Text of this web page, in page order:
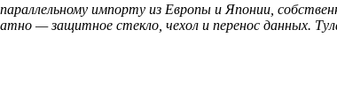
импорту из Европы и Японии,
— защитное стекло, чехол и перенос данных.